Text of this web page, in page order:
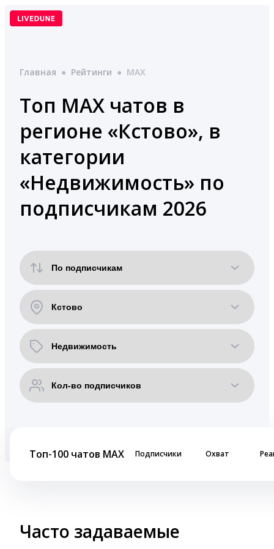
Перейти
Главная ● Рейтинги ● MAX
Топ MAX чатов в
регионе «Кстово», в
категории
«Недвижимость» по
подписчикам 2026
Топ-100 чатов MAX Подписчики Охват
Часто задаваемые